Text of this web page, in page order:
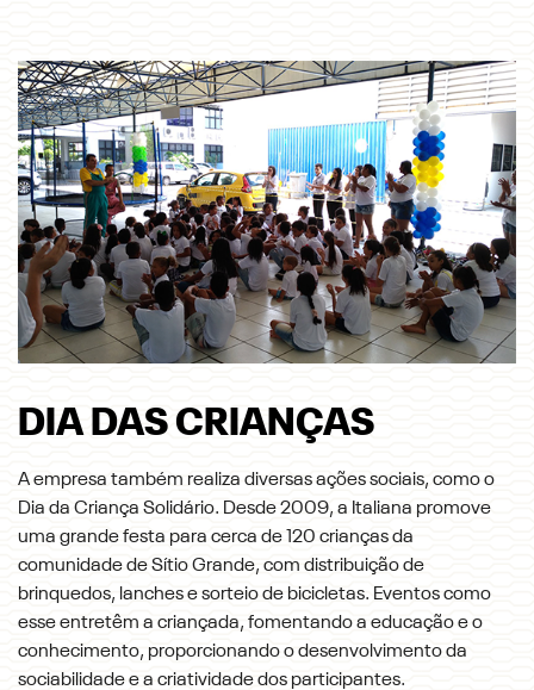
DIA DAS CRIANÇAS
A empresa também realiza diversas ações sociais, como o
Dia da Criança Solidário. Desde 2009, a Italiana promove
uma grande festa para cerca de 120 crianças da
comunidade de Sítio Grande, com distribuição de
brinquedos, lanches e sorteio de bicicletas. Eventos como
esse entretêm a criançada, fomentando a educação e o
conhecimento, proporcionando o desenvolvimento da
sociabilidade e a criatividade dos participantes.